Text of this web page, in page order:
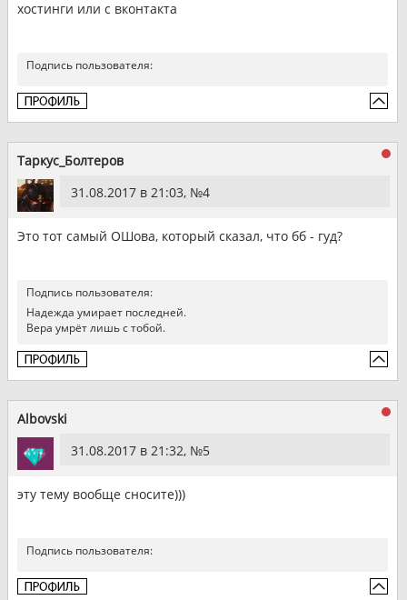
хостинги или с вконтакта
Подпись пользователя:
Таркус_Болтеров
31.08.2017 в 21:03, №4
Это тот самый ОШова, который сказал, что бб - гуд?
Подпись пользователя:
Надежда умирает последней.
Вера умрёт лишь с тобой.
Albovski
31.08.2017 в 21:32, №5
эту тему вообще сносите)))
Подпись пользователя: